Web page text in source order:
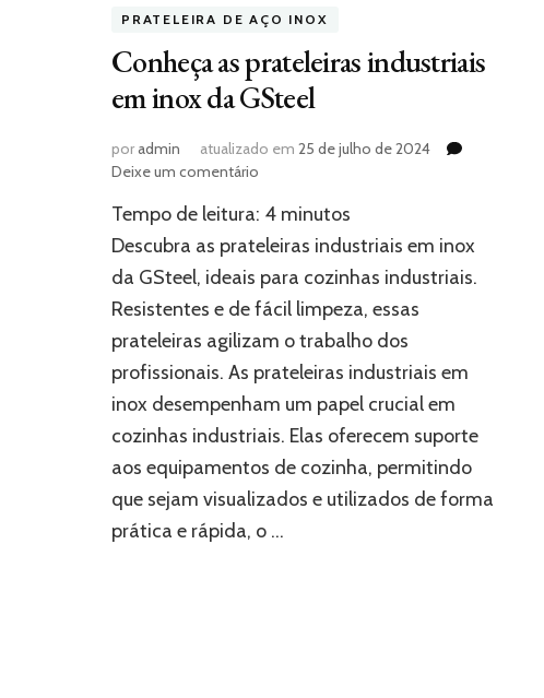
PRATELEIRA DE AÇO INOX
Conheça as prateleiras industriais
em inox da GSteel
poradmin atualizado em 25 de julho de 2024
Deixe um comentário
as
prateleiras
em
inox
Tempo de leitura: 4 minutos
Descubra as prateleiras industriais em inox
da GSteel, ideais para cozinhas industriais.
Resistentes e de fácil limpeza, essas
prateleiras agilizam o trabalho dos
profissionais. As prateleiras industriais em
inox desempenham um papel crucial em
cozinhas industriais. Elas oferecem suporte
aos equipamentos de cozinha, permitindo
que sejam visualizados e utilizados de forma
prática e rápida, o …